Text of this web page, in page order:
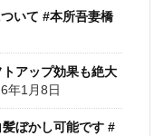
いて #本所吾妻橋
アップ効果も絶大
年1月8日
ぼかし可能です #